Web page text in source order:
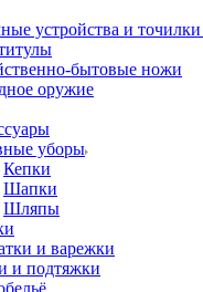
устройства и
бытовые ножи
оружие
уборы
Кепки
Шапки
Шляпы
и варежки
и подтяжки